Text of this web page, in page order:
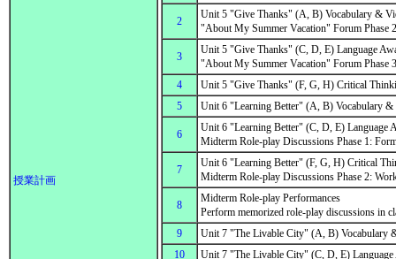
授業計画
2
Unit 5 "Give Thanks" (A, B) Vocabulary &
"About My Summer Vacation" Forum Phase
3
Unit 5 "Give Thanks" (C, D, E) Language
"About My Summer Vacation" Forum
4
Unit 5 "Give Thanks" (F, G, H) Critical
5
Unit 6 "Learning Better" (A, B) Vocabulary
6
Unit 6 "Learning Better" (C, D, E) Language
Midterm Role-play Discussions Phase 1:
7
Unit 6 "Learning Better" (F, G, H) Critical
Midterm Role-play Discussions Phase 2:
8
Midterm Role-play Performances
Perform memorized role-play discussions in
9
Unit 7 "The Livable City" (A, B) Vocabulary
10
Unit 7 "The Livable City" (C, D, E)